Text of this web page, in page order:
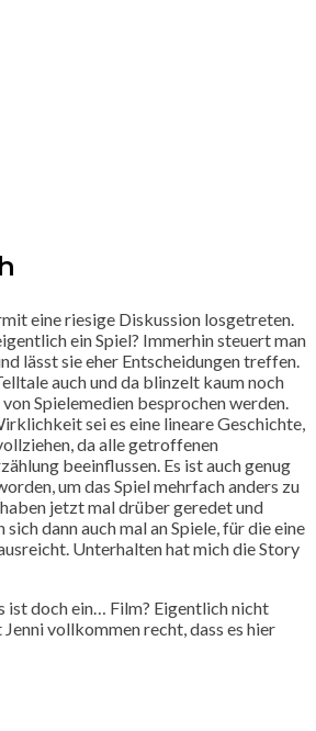
eine riesige Diskussion losgetreten.
ein Spiel? Immerhin steuert man
lässt sie eher Entscheidungen treffen.
auch und da blinzelt kaum noch
Spielemedien besprochen werden.
sei es eine lineare Geschichte,
da alle getroffenen
beeinflussen. Es ist auch genug
um das Spiel mehrfach anders zu
jetzt mal drüber geredet und
dann auch mal an Spiele, für die eine
Unterhalten hat mich die Story
ist doch ein… Film? Eigentlich nicht
Jenni vollkommen recht, dass es hier